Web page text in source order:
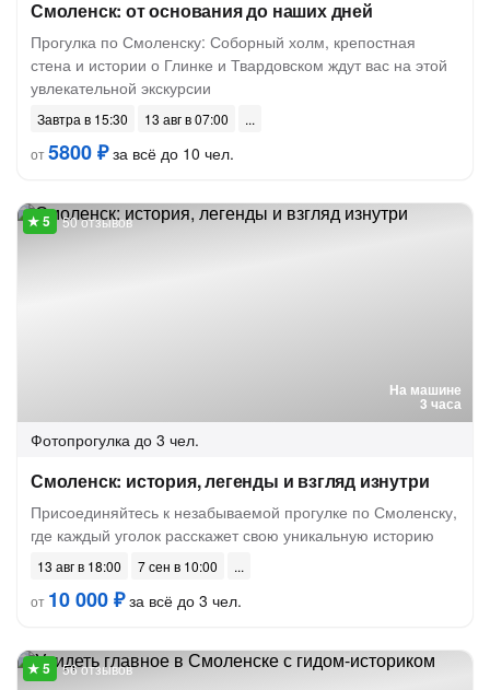
Смоленск: от основания до наших дней
Прогулка по Смоленску: Соборный холм, крепостная
стена и истории о Глинке и Твардовском ждут вас на этой
увлекательной экскурсии
Завтра в 15:30
13 авг в 07:00
от5800 ₽за всё до 10 чел.
На машине
3 часа
50 отзывов
Фотопрогулка до 3 чел.
Смоленск: история, легенды и взгляд изнутри
Присоединяйтесь к незабываемой прогулке по Смоленску,
где каждый уголок расскажет свою уникальную историю
13 авг в 18:00
7 сен в 10:00
от 10 000 ₽за всё до 3 чел.
56 отзывов